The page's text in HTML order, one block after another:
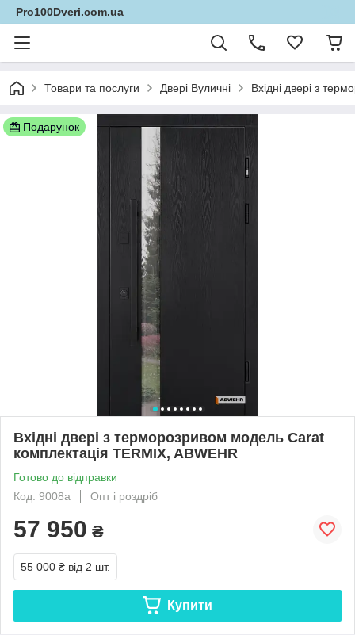
Pro100Dveri.com.ua
Товари та послуги Двері Вуличні Вхідні двері з
Подарунок
Вхідні двері з терморозривом модель Carat
комплектація TERMIX, ABWEHR
Готово до відправки
Код: 9008a
Опт і роздріб
57 950 ₴
55 000 ₴ від 2 шт.
Купити